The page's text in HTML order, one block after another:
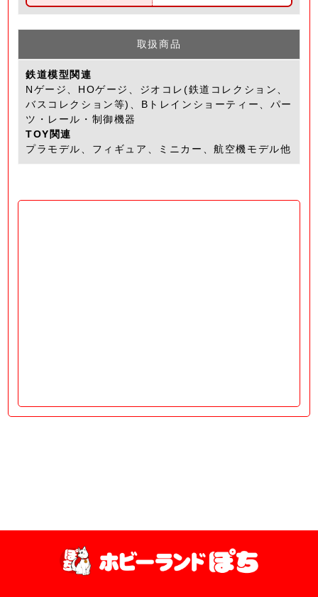
取扱商品
鉄道模型関連
Nゲージ、HOゲージ、ジオコレ(鉄道コレクション、
バスコレクション等)、Bトレインショーティー、パー
ツ・レール・制御機器
TOY関連
プラモデル、フィギュア、ミニカー、航空機モデル他